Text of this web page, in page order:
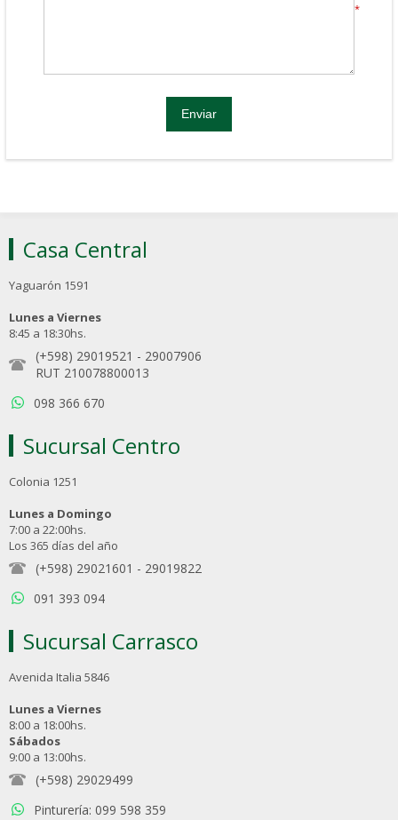
*
Casa Central
Yaguarón 1591
Lunes a Viernes
8:45 a 18:30hs.
(+598) 29019521 - 29007906
RUT 210078800013
098 366 670
Sucursal Centro
Colonia 1251
Lunes a Domingo
7:00 a 22:00hs.
Los 365 días del año
(+598) 29021601 - 29019822
091 393 094
Sucursal Carrasco
Avenida Italia 5846
Lunes a Viernes
8:00 a 18:00hs.
Sábados
9:00 a 13:00hs.
(+598) 29029499
Pinturería: 099 598 359